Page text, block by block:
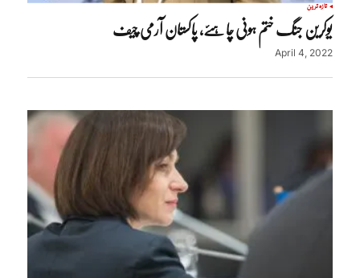
تازہ ترین
یوکرین جنگ ختم ہونی چاہئے، پاکستان آرمی چیف
April 4, 2022